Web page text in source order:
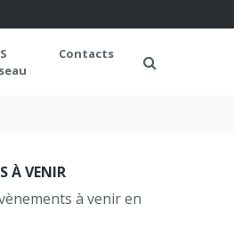
Contacts
À VENIR
à venir en